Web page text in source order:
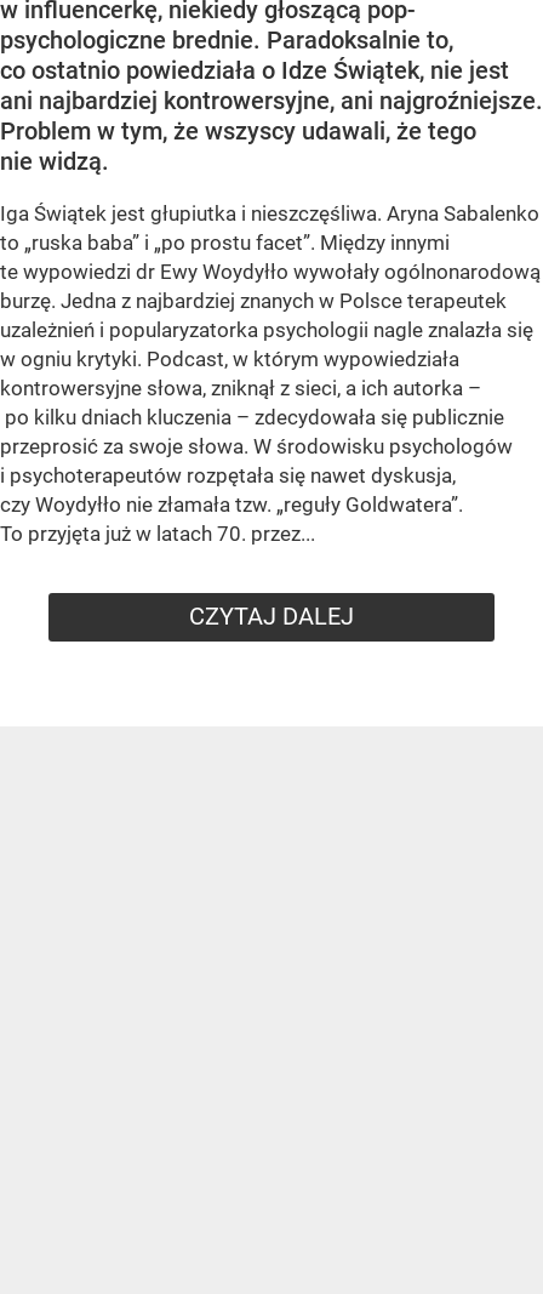
w influencerkę, niekiedy głoszącą pop-
psychologiczne brednie. Paradoksalnie to,
co ostatnio powiedziała o Idze Świątek, nie jest
ani najbardziej kontrowersyjne, ani najgroźniejsze.
Problem w tym, że wszyscy udawali, że tego
nie widzą.
Iga Świątek jest głupiutka i nieszczęśliwa. Aryna Sabalenko
to „ruska baba” i „po prostu facet”. Między innymi
te wypowiedzi dr Ewy Woydyłło wywołały ogólnonarodową
burzę. Jedna z najbardziej znanych w Polsce terapeutek
uzależnień i popularyzatorka psychologii nagle znalazła się
w ogniu krytyki. Podcast, w którym wypowiedziała
kontrowersyjne słowa, zniknął z sieci, a ich autorka –
po kilku dniach kluczenia – zdecydowała się publicznie
przeprosić za swoje słowa. W środowisku psychologów
i psychoterapeutów rozpętała się nawet dyskusja,
czy Woydyłło nie złamała tzw. „reguły Goldwatera”.
To przyjęta już w latach 70. przez...
CZYTAJ DALEJ